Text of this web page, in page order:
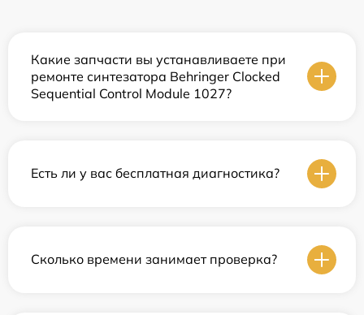
Какие запчасти вы устанавливаете при
ремонте синтезатора Behringer Clocked
Sequential Control Module 1027?
Есть ли у вас бесплатная диагностика?
Сколько времени занимает проверка?